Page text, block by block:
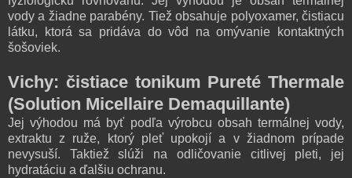
vody a žiadne parabény. Tiež obsahuje polyoxamer, čistiacu
látku, ktorá sa pridáva do vôd na omývanie kontaktných
šošoviek.
Vichy: čistiace tonikum Pureté Thermale
(Solution Micellaire Demaquillante)
Jej výhodou má byť podľa výrobcu obsah termálnej vody,
extraktu z ruže, ktorý pleť upokojí a v žiadnom prípade
nevysuší. Taktiež slúži na odličovanie citlivej pleti, jej
hydratáciu a ďalšiu ochranu.